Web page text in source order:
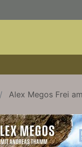
Alex Megos Frei